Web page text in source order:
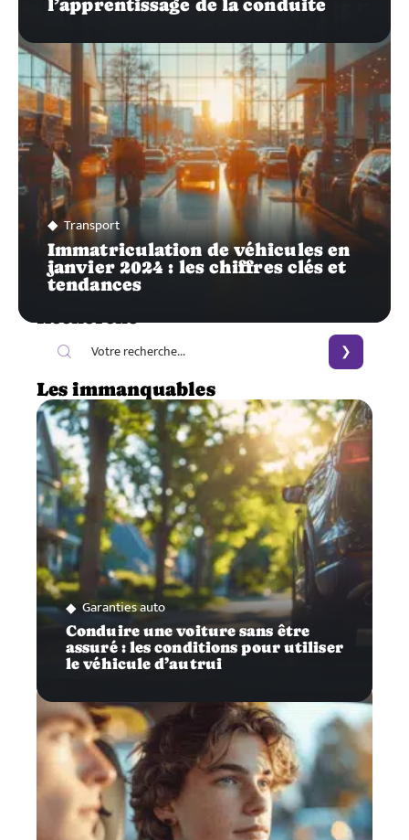
l’apprentissage de la conduite
Transport
Immatriculation de véhicules en
janvier 2024 : les chiffres clés et
tendances
Recherche
Les immanquables
Garanties auto
Conduire une voiture sans être
assuré : les conditions pour utiliser
le véhicule d’autrui